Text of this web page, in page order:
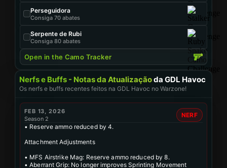
Perseguidora
Consiga 70 abates
Serpente de Rubi
Consiga 80 abates
Open in the Camo Tracker
Nerfs e Buffs - Notas da Atualizaçãoda GDL Havoc
Os nerfs e buffs recentes feitos na GDL Havoc no Warzone!
FEB 13, 2026
Season 2
NERF
• Reserve ammo reduced by 4.
Attachment Adjustments
• MFS Airstrike Mag: Reserve ammo reduced by 8.
• Aberrant Grip: No longer improves Sprinting Movement